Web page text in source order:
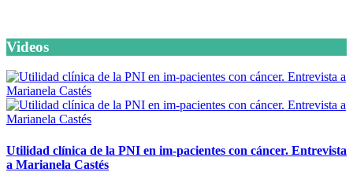
Videos
Utilidad clínica de la PNI en im-pacientes con cáncer. Entrevista
a Marianela Castés